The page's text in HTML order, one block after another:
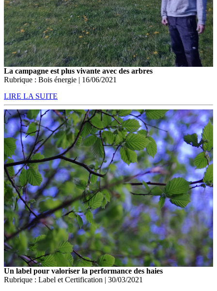
La campagne est plus vivante avec des arbres
Rubrique : Bois énergie | 16/06/2021
LIRE LA SUITE
Un label pour valoriser la performance des haies
Rubrique : Label et Certification | 30/03/2021